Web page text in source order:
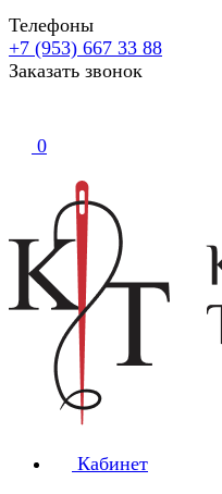
Телефоны
+7 (953) 667 33 88
Заказать звонок
0
Кабинет